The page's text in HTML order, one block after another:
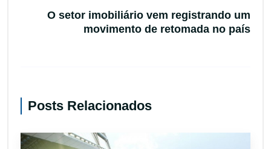
O setor imobiliário vem registrando um
movimento de retomada no país
Posts Relacionados